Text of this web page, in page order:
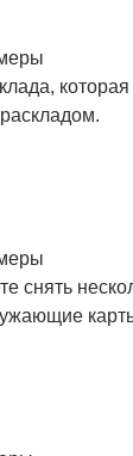
снять